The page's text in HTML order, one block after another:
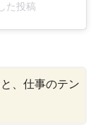
た投稿
、仕事のテン